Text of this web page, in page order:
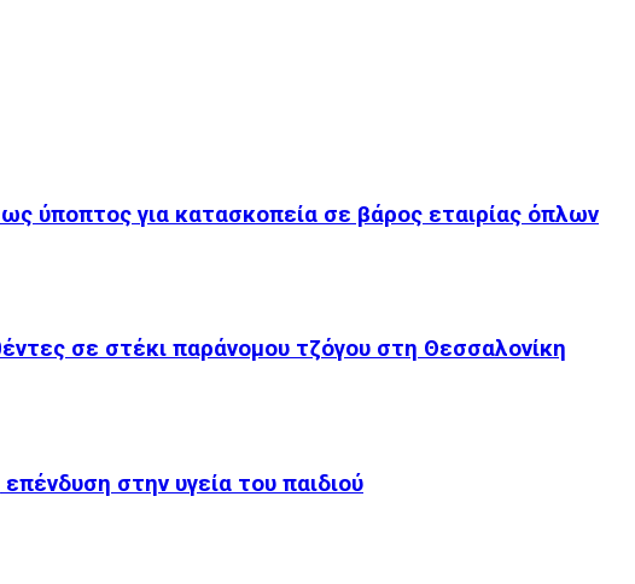
ύποπτος για κατασκοπεία σε βάρος εταιρίας όπλων
σε στέκι παράνομου τζόγου στη Θεσσαλονίκη
στην υγεία του παιδιού